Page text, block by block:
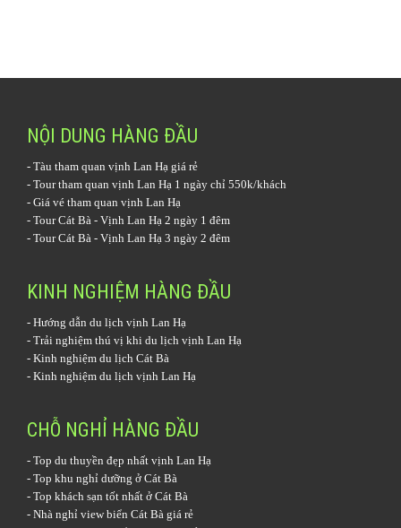
NỘI DUNG HÀNG ĐẦU
- Tàu tham quan vịnh Lan Hạ giá rẻ
- Tour tham quan vịnh Lan Hạ 1 ngày chỉ 550k/khách
- Giá vé tham quan vịnh Lan Hạ
- Tour Cát Bà - Vịnh Lan Hạ 2 ngày 1 đêm
- Tour Cát Bà - Vịnh Lan Hạ 3 ngày 2 đêm
KINH NGHIỆM HÀNG ĐẦU
- Hướng dẫn du lịch vịnh Lan Hạ
- Trải nghiệm thú vị khi du lịch vịnh Lan Hạ
- Kinh nghiệm du lịch Cát Bà
- Kinh nghiệm du lịch vịnh Lan Hạ
CHỖ NGHỈ HÀNG ĐẦU
- Top du thuyền đẹp nhất vịnh Lan Hạ
- Top khu nghỉ dưỡng ở Cát Bà
- Top khách sạn tốt nhất ở Cát Bà
- Nhà nghỉ view biển Cát Bà giá rẻ